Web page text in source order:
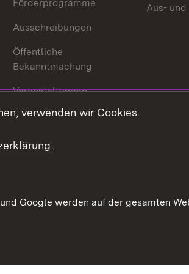
Förderprogramme
Ausschreibungen
Öffentliche
Bekanntmachung
Veranstaltungen
Mediathek
Publikationen
Aus-
verwenden wir Cookies.
.
Google werden auf der gesamten